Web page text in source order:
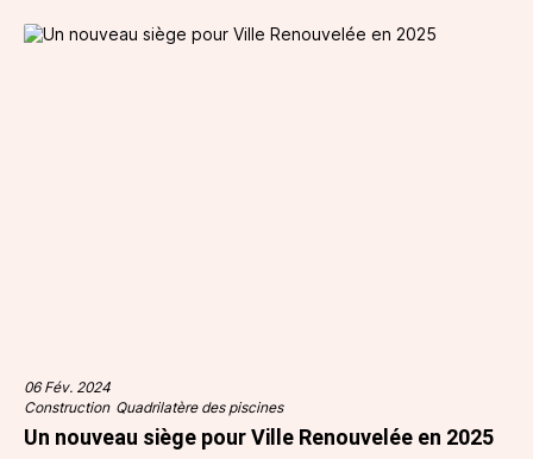
06 Fév. 2024
Construction Quadrilatère des piscines
Un nouveau siège pour Ville Renouvelée en 2025